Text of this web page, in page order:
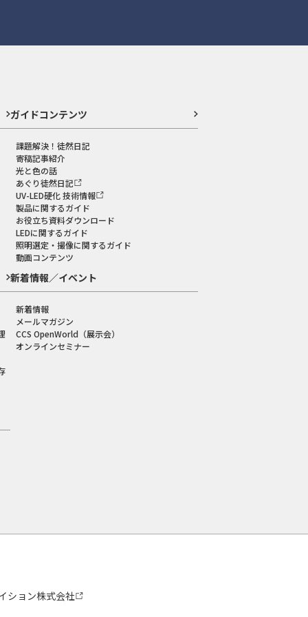
ガイドコンテンツ
課題解決！徒然日記
寄稿記事紹介
光と色の話
あぐり徒然日記
UV-LED硬化 技術情報
製品に関するガイド
お役立ち資料ダウンロード
LEDに関するガイド
照明選定・撮像に関するガイド
動画コンテンツ
新着情報／イベント
新着情報
メールマガジン
CCS OpenWorld（展示会）
オンラインセミナー
ション株式会社